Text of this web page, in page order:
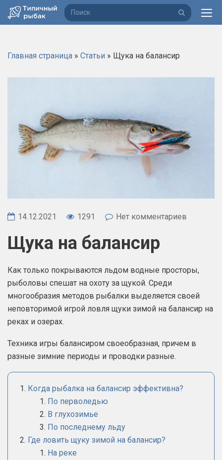
о
к
Главная страница » Статьи » Щука на балансир
14.12.2021 1291 Нет комментариев
Щука на балансир
Как только покрываются льдом водные просторы,
рыболовы спешат на охоту за щукой. Среди
многообразия методов рыбалки выделяется своей
неповторимой игрой ловля щуки зимой на балансир на
реках и озерах.
Техника игры балансиром своеобразная, причем в
разные зимние периоды и проводки разные.
Когда рыбалка на балансир эффективна?
По перволедью
В глухозимье
По последнему льду
Где ловить щуку зимой на балансир?
На реке